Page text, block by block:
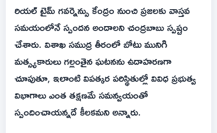
రియల్ టైమ్ గవర్నెన్సు కేంద్రం నుంచి ప్రజలకు వాస్తవ
సమయంలోనే స్పందన అందాలని చంద్రబాబు స్పష్టం
చేశారు. విశాఖ సముద్ర తీరంలో బోటు మునిగి
మత్స్యకారులు గల్లంతైన ఘటనను ఉదాహరణగా
చూపుతూ, ఇలాంటి విపత్కర పరిస్థితుల్లో వివిధ ప్రభుత్వ
విభాగాలు ఎంత తక్షణమే సమన్వయంతో
స్పందించాయన్నదే కీలకమని అన్నారు.